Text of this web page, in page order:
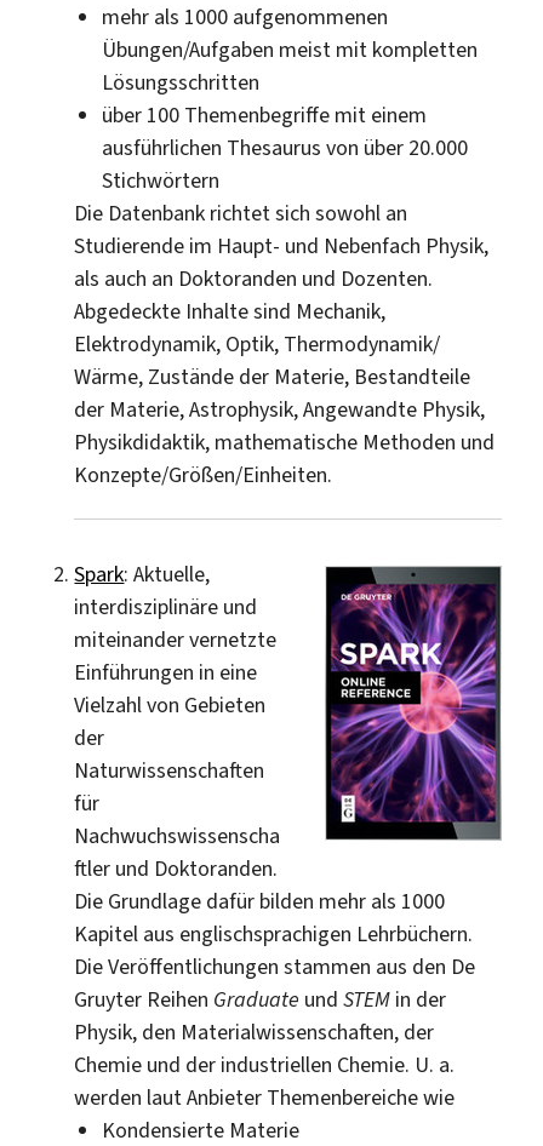
mehr als 1000 aufgenommenen
Übungen/Aufgaben meist mit kompletten
Lösungsschritten
über 100 Themenbegriffe mit einem
ausführlichen Thesaurus von über 20.000
Stichwörtern
Die Datenbank richtet sich sowohl an
Studierende im Haupt- und Nebenfach Physik,
als auch an Doktoranden und Dozenten.
Abgedeckte Inhalte sind Mechanik,
Elektrodynamik, Optik, Thermodynamik/
Wärme, Zustände der Materie, Bestandteile
der Materie, Astrophysik, Angewandte Physik,
Physikdidaktik, mathematische Methoden und
Konzepte/Größen/Einheiten.
Spark: Aktuelle,
interdisziplinäre und
miteinander vernetzte
Einführungen in eine
Vielzahl von Gebieten
der
Naturwissenschaften
für
Nachwuchswissenscha
ftler und Doktoranden.
Die Grundlage dafür bilden mehr als 1000
Kapitel aus englischsprachigen Lehrbüchern.
Die Veröffentlichungen stammen aus den De
Gruyter Reihen Graduate undSTEM in der
Physik, den Materialwissenschaften, der
Chemie und der industriellen Chemie. U. a.
werden laut Anbieter Themenbereiche wie
Kondensierte Materie